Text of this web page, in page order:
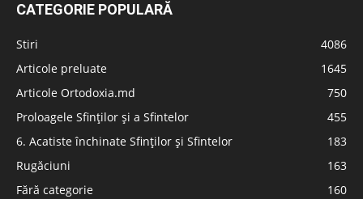
CATEGORIE POPULARĂ
Stiri
4086
Articole preluate
1645
Articole Ortodoxia.md
750
Proloagele Sfinților și a Sfintelor
455
6. Acatiste închinate Sfinților și Sfintelor
183
Rugăciuni
163
Fără categorie
160